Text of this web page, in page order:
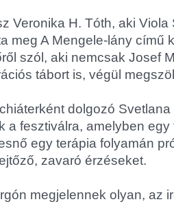
Veronika H. Tóth, aki Viola
meg A Mengele-lány című
szól, aki nemcsak Josef
tábort is, végül
dolgozó
a fesztiválra, amelyben egy
egy terápia folyamán
zavaró érzéseket.
megjelennek olyan, az